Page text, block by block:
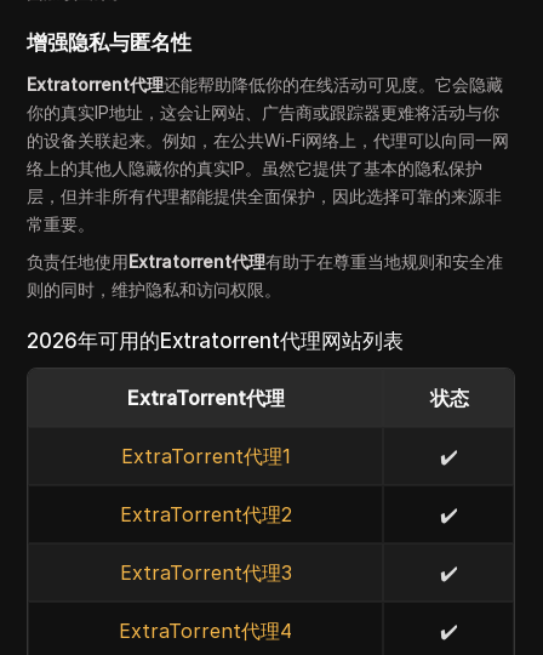
增强隐私与匿名性
Extratorrent代理还能帮助降低你的在线活动可见度。它会隐藏
你的真实IP地址，这会让网站、广告商或跟踪器更难将活动与你
的设备关联起来。例如，在公共Wi‑Fi网络上，代理可以向同一网
络上的其他人隐藏你的真实IP。虽然它提供了基本的隐私保护
层，但并非所有代理都能提供全面保护，因此选择可靠的来源非
常重要。
负责任地使用Extratorrent代理有助于在尊重当地规则和安全准
则的同时，维护隐私和访问权限。
2026年可用的Extratorrent代理网站列表
ExtraTorrent代理 状态
ExtraTorrent代理1 ✔️
ExtraTorrent代理2 ✔️
ExtraTorrent代理3 ✔️
ExtraTorrent代理4 ✔️